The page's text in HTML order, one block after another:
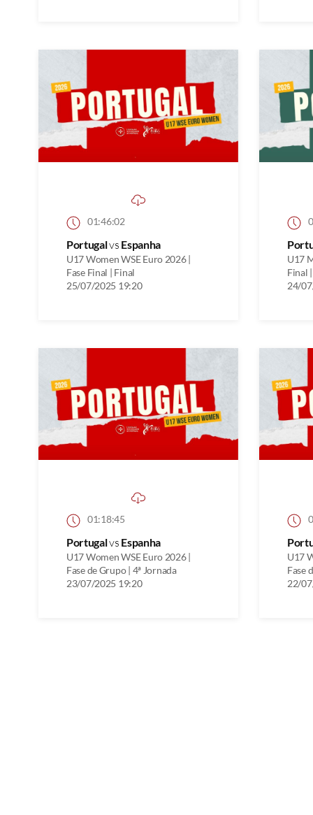
01:46:02
Portugalvs Espanha
U17 Women WSE Euro 2026 |
Fase Final | Final
25/07/2025 19:20
U17
Final
24/
01:18:45
Portugalvs Espanha
U17 Women WSE Euro 2026 |
Fase de Grupo | 4ª Jornada
23/07/2025 19:20
U17
Fase
22/